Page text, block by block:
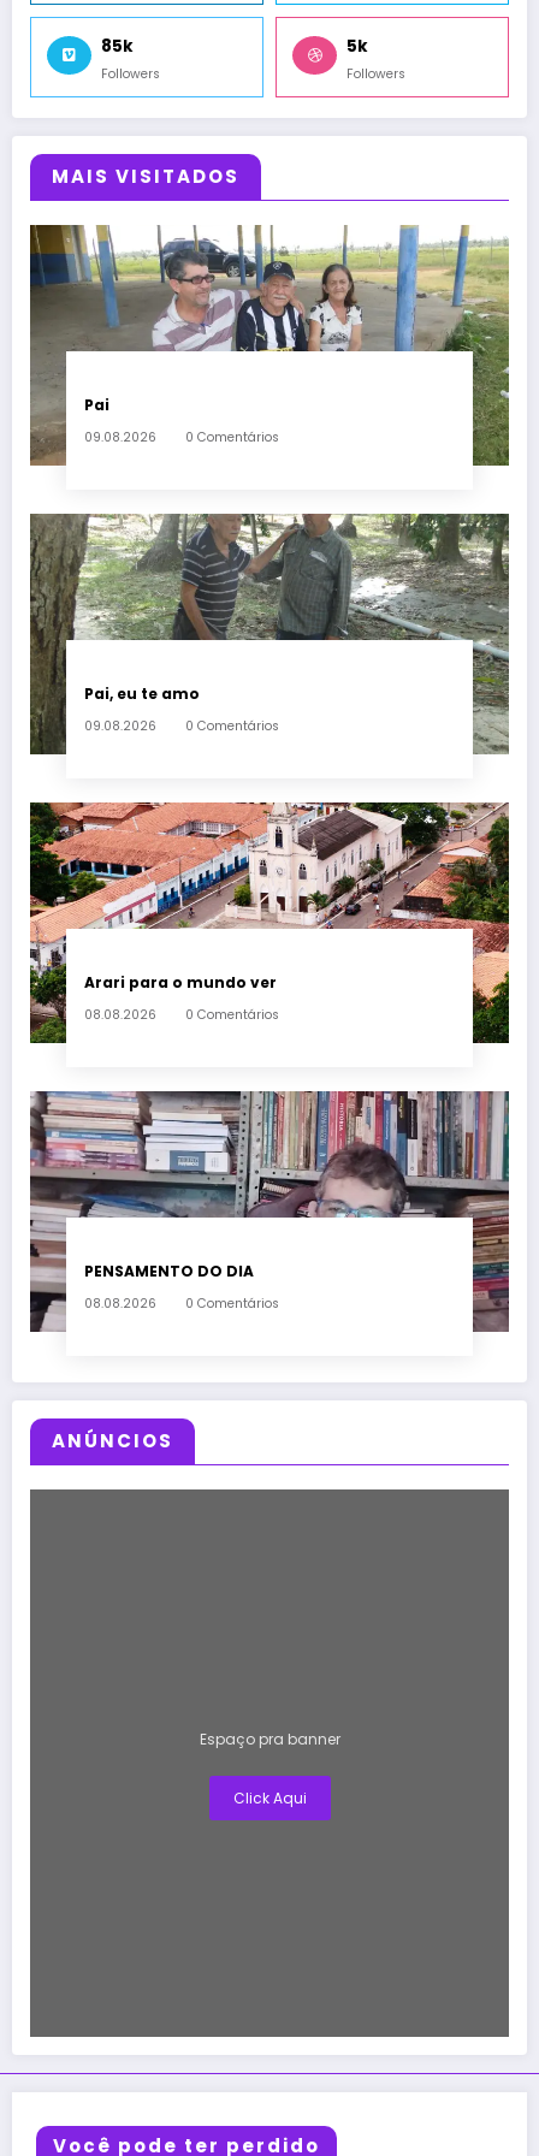
85k
Followers
5k
Followers
MAIS VISITADOS
Pai
09.08.2026 0 Comentários
Pai, eu te amo
09.08.2026 0 Comentários
Arari para o mundo ver
08.08.2026 0 Comentários
PENSAMENTO DO DIA
08.08.2026 0 Comentários
ANÚNCIOS
Espaço pra banner
Click Aqui
Você pode ter perdido